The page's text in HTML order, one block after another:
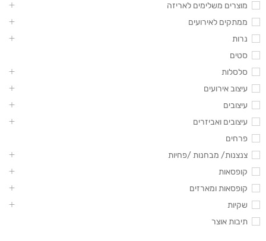
מוצרים משלימים לאריזה
ממתקים לאירועים
נרות
סטים
סלסלות
עיצוב אירועים
עיצובים
עיצובים ואביזרים
פרחים
צנצנות/ מבחנות /פחיות
קופסאות
קופסאות ומארזים
שקיות
תיבות אוצר